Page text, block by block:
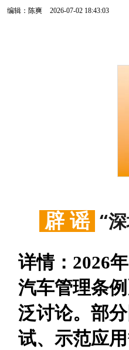
编辑：陈爽 2026-07-02 18:43:03
辟 谣 “
详情： 2026
汽车管理条例
泛讨论。部
试、示范应